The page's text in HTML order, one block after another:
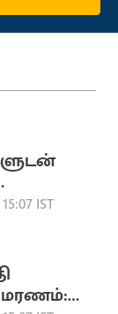
அனில்
IST
மரணம்: